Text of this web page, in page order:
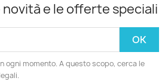
novità e le offerte speciali
ogni momento. A questo scopo, cerca le